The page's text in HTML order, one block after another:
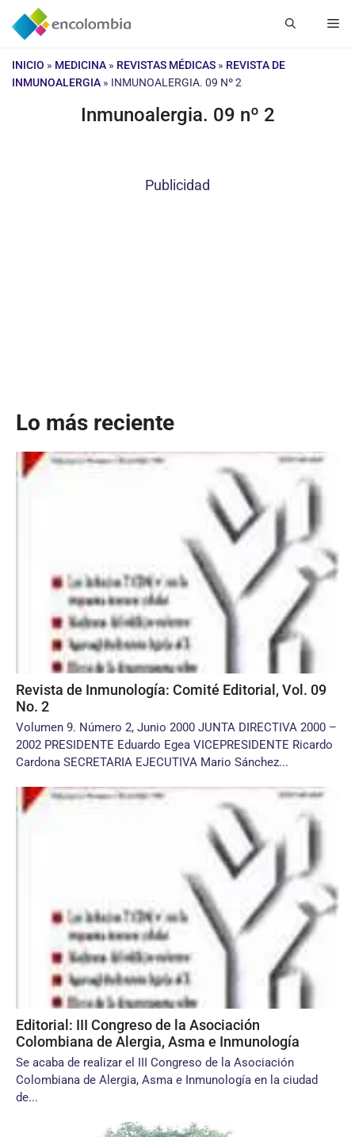
Saltar
INICIO » MEDICINA » REVISTAS MÉDICAS » REVISTA DE
INMUNOALERGIA » INMUNOALERGIA. 09 Nº 2
Inmunoalergia. 09 nº 2
Publicidad
Lo más reciente
Revista de Inmunología: Comité Editorial, Vol. 09
No. 2
Volumen 9. Número 2, Junio 2000 JUNTA DIRECTIVA 2000 –
2002 PRESIDENTE Eduardo Egea VICEPRESIDENTE Ricardo
Cardona SECRETARIA EJECUTIVA Mario Sánchez...
Editorial: III Congreso de la Asociación
Colombiana de Alergia, Asma e Inmunología
Se acaba de realizar el III Congreso de la Asociación
Colombiana de Alergia, Asma e Inmunología en la ciudad
de...